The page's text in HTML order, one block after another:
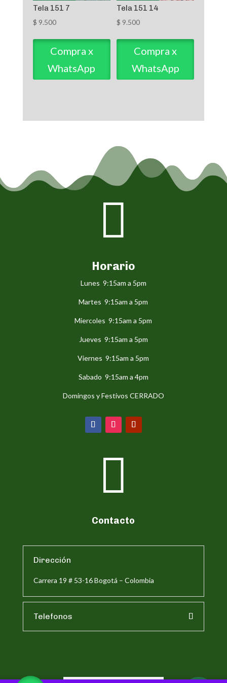
Tela 151 7
$ 9.500
Compra x
WhatsApp
Tela 151 14
$ 9.500
Compra x
WhatsApp

Horario
Lunes 9:15am a 5pm
Martes 9:15am a 5pm
Miercoles 9:15am a 5pm
Jueves 9:15am a 5pm
Viernes 9:15am a 5pm
Sabado 9:15am a 4pm
Domingos y Festivos CERRADO

Contacto
Dirección
Carrera 19 # 53-16 Bogotá – Colombia
Telefonos